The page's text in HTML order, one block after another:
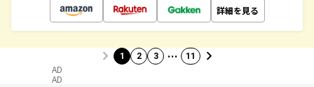
詳細を見る
1 2 3 … 11
AD
AD